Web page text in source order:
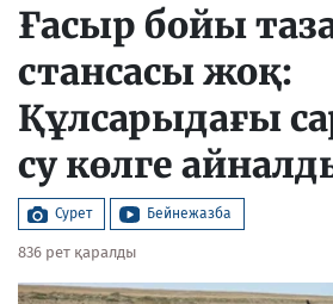
Ғасыр бойы
стансасы жоқ:
Құлсарыдағы
су көлге
Сурет Бейнежазба
836 рет қаралды